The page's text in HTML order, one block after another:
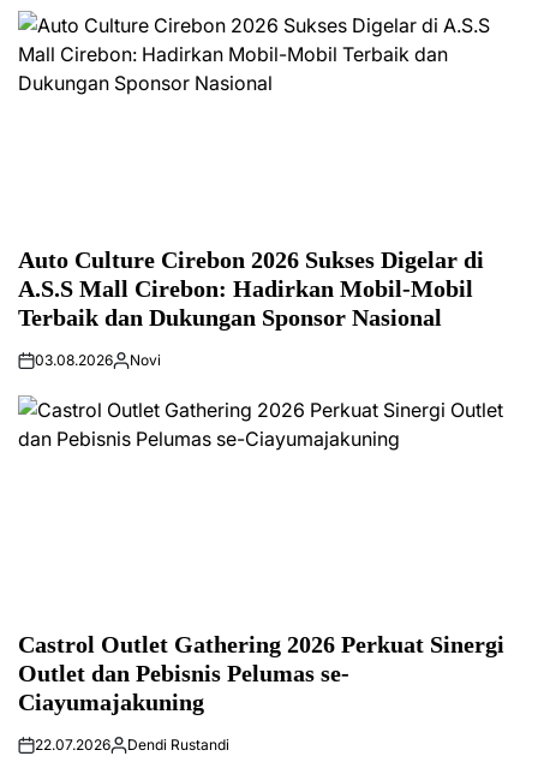
Auto Culture Cirebon 2026 Sukses Digelar di
A.S.S Mall Cirebon: Hadirkan Mobil-Mobil
Terbaik dan Dukungan Sponsor Nasional
03.08.2026 Novi
Castrol Outlet Gathering 2026 Perkuat Sinergi
Outlet dan Pebisnis Pelumas se-
Ciayumajakuning
22.07.2026 Dendi Rustandi